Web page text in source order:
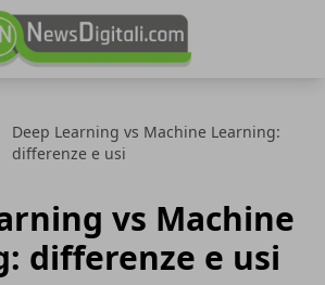
Deep Learning vs Machine Learning:
differenze e usi
vs Machine
differenze e usi